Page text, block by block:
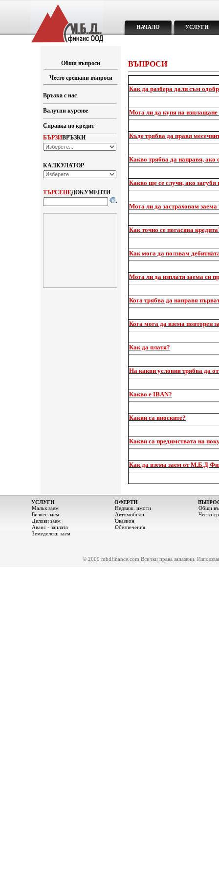
НАЧАЛО УСЛУГИ
Общи въпроси
Често срещани въпроси
Връзка с нас
Валутни курсове
Справка по кредит
БЪРЗИВРЪЗКИ
КАЛКУЛАТОР
ТЪРСЕНЕДОКУМЕНТИ
ВЪПРОСИ
Как да разбера дали съм
Мога ли да купя на изплащане
Къде трябва да правя
Какво трябва да направя, ако
Какво ще се случи, ако загубя
Мога ли да застраховам
Как точно се погасява
Как мога да ползвам
Мога ли да изплатя заема си
Кога трябва да направя
Кога мога да взема повторен
Как да платя?
На какви условия трябва да
Какво е IBAN?
Какви са вноските?
Какви са предимствата на
Как да взема заем от М.Б.Д
УСЛУГИ
Малък заем
Бизнес заем
Делови заем
Аванс - заплата
Земеделски заем
ОФЕРТИ
Недвиж. имоти
Автомобили
Оказион
Обезпечения
Общи
Често
© 2009 mbdfinance.com Всички права запазени.